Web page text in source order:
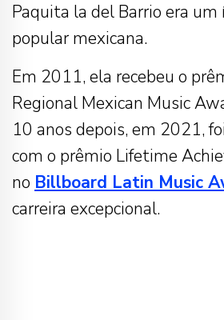
Paquita la del Barrio era um
popular mexicana.
Em 2011, ela recebeu o
Regional Mexican Music
10 anos depois, em 2021,
com o prêmio Lifetime
no Billboard Latin Music
carreira excepcional.